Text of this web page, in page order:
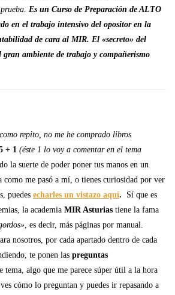
Es un Curso de Preparación de ALTO
en el trabajo intensivo del opositor en la
de cara al MIR. El «secreto» del
gran ambiente de trabajo y compañerismo
repito, no me he comprado libros
+ 1 (éste 1 lo voy a comentar en el tema
la suerte de poder poner tus manos en un
como me pasó a mí, o tienes curiosidad por ver
puedes echarles un vistazo aquí.
Sí que es
la academia MIR Asturias tiene la fama
, es decir, más páginas por manual.
nosotros, por cada apartado dentro de cada
te ponen las preguntas
tema, algo que me parece súper útil a la hora
cómo lo preguntan y puedes ir repasando a